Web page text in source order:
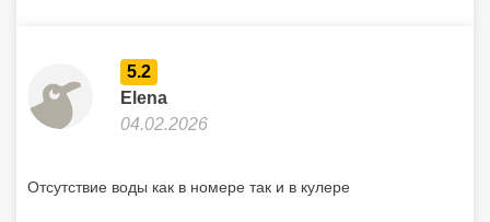
5.2
Elena
04.02.2026
Отсутствие воды как в номере так и в кулере